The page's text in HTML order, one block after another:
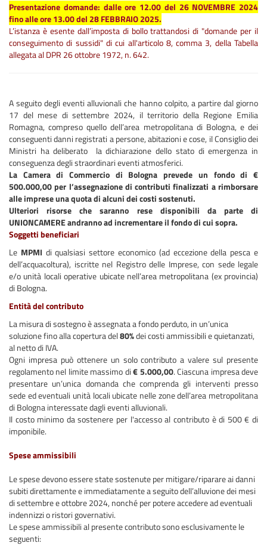
Presentazione domande: dalle ore 12.00 del 26 NOVEMBRE 2024
fino alle ore 13.00 del 28 FEBBRAIO 2025.
L’istanza è esente dall’imposta di bollo trattandosi di "domande per il
conseguimento di sussidi" di cui all'articolo 8, comma 3, della Tabella
allegata al DPR 26 ottobre 1972, n. 642.
A seguito degli eventi alluvionali che hanno colpito, a partire dal giorno
17 del mese di settembre 2024, il territorio della Regione Emilia
Romagna, compreso quello dell’area metropolitana di Bologna, e dei
conseguenti danni registrati a persone, abitazioni e cose, il Consiglio dei
Ministri ha deliberato la dichiarazione dello stato di emergenza in
conseguenza degli straordinari eventi atmosferici.
La Camera di Commercio di Bologna prevede un fondo di €
500.000,00 per l’assegnazione di contributi finalizzati a rimborsare
alle imprese una quota di alcuni dei costi sostenuti.
Ulteriori risorse che saranno rese disponibili da parte di
UNIONCAMERE andranno ad incrementare il fondo di cui sopra.
Soggetti beneficiari
Le MPMI di qualsiasi settore economico (ad eccezione della pesca e
dell’acquacoltura), iscritte nel Registro delle Imprese, con sede legale
e/o unità locali operative ubicate nell’area metropolitana (ex provincia)
di Bologna.
Entità del contributo
La misura di sostegno è assegnata a fondo perduto, in un’unica
soluzione fino alla copertura del80%dei costi ammissibili e quietanzati,
al netto di IVA.
Ogni impresa può ottenere un solo contributo a valere sul presente
regolamento nel limite massimo di€ 5.000,00. Ciascuna impresa deve
presentare un’unica domanda che comprenda gli interventi presso
sede ed eventuali unità locali ubicate nelle zone dell’area metropolitana
di Bologna interessate dagli eventi alluvionali.
Il costo minimo da sostenere per l'accesso al contributo è di 500 € di
imponibile.
Spese ammissibili
Le spese devono essere state sostenute per mitigare/riparare ai danni
subiti direttamente e immediatamente a seguito dell’alluvione dei mesi
di settembre e ottobre 2024, nonché per potere accedere ad eventuali
indennizzi o ristori governativi.
Le spese ammissibili al presente contributo sono esclusivamente le
seguenti: